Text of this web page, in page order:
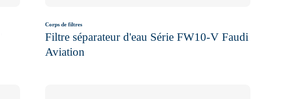
Corps de filtres
Filtre séparateur d'eau Série FW10-V Faudi
Aviation